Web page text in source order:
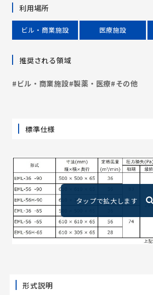
利用場所
ビル・商業施設 医療施設
推奨される領域
#ビル・商業施設#製薬・医療#その他
標準仕様
形式説明